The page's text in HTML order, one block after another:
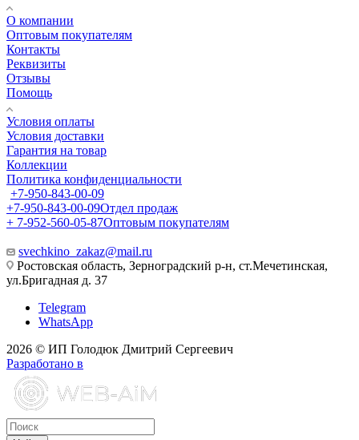
О компании
Оптовым покупателям
Контакты
Реквизиты
Отзывы
Помощь
Условия оплаты
Условия доставки
Гарантия на товар
Коллекции
Политика конфиденциальности
+7-950-843-00-09
+7-950-843-00-09Отдел продаж
+ 7-952-560-05-87Оптовым покупателям
svechkino_zakaz@mail.ru
Ростовская область, Зерноградский р-н, ст.Мечетинская,
ул.Бригадная д. 37
Telegram
WhatsApp
2026 © ИП Голодюк Дмитрий Сергеевич
Разработано в